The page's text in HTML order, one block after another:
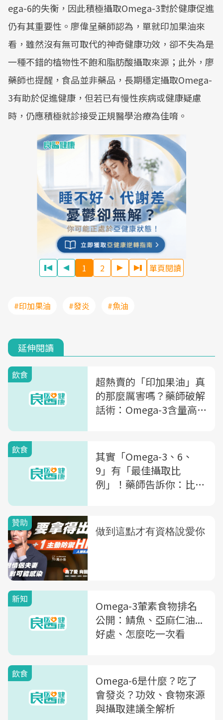
ega-6的失衡，因此積極攝取Omega-3對於健康促進
仍有其重要性。廖偉呈藥師認為，單就印加果油來
看，雖然沒有無可取代的神奇健康功效，卻不失為是
一種不錯的植物性不飽和脂肪酸攝取來源；此外，廖
藥師也提醒，食品並非藥品，長期穩定攝取Omega-
3有助於促進健康，但若已有慢性疾病或健康疑慮
時，仍應積極就診接受正規醫學治療為佳唷。
1 2 單頁閱讀
#印加果油 #發炎 #魚油
延伸閱讀
飲食
超熱賣的「印加果油」真
的那麼厲害嗎？藥師破解
話術：Omega-3含量高
飲食
其實「Omega-3、6、
9」有「最佳攝取比
例」！藥師告訴你：比例
新知
Omega-3葷素食物排名
公開：鯖魚、亞麻仁油...
好處、怎麼吃一次看
飲食
Omega-6是什麼？吃了
會發炎？功效、食物來源
與攝取建議全解析